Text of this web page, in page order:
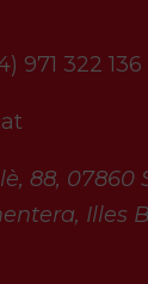
971 322 136
88, 07860
Illes